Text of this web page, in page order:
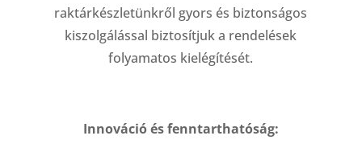
raktárkészletünkről gyors és biztonságos
kiszolgálással biztosítjuk a rendelések
folyamatos kielégítését.
Innováció és fenntarthatóság: